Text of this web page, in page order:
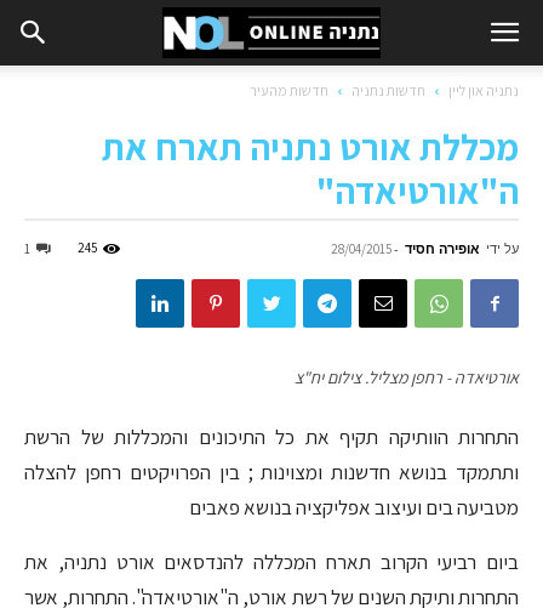
נתניה און ליין חדשות נתניה חדשות מהעיר
מכללת אורט נתניה תארח את
ה"אורטיאדה"
על ידי אופירה חסיד -
28/04/2015
1 245
אורטיאדה - רחפן מצליל. צילום יח"צ
התחרות הוותיקה תקיף את כל התיכונים והמכללות של הרשת
ותתמקד בנושא חדשנות ומצוינות ; בין הפרויקטים רחפן להצלה
מטביעה בים ועיצוב אפליקציה בנושא פאבים
ביום רביעי הקרוב תארח המכללה להנדסאים אורט נתניה, את
התחרות ותיקת השנים של רשת אורט, ה"אורטיאדה". התחרות, אשר